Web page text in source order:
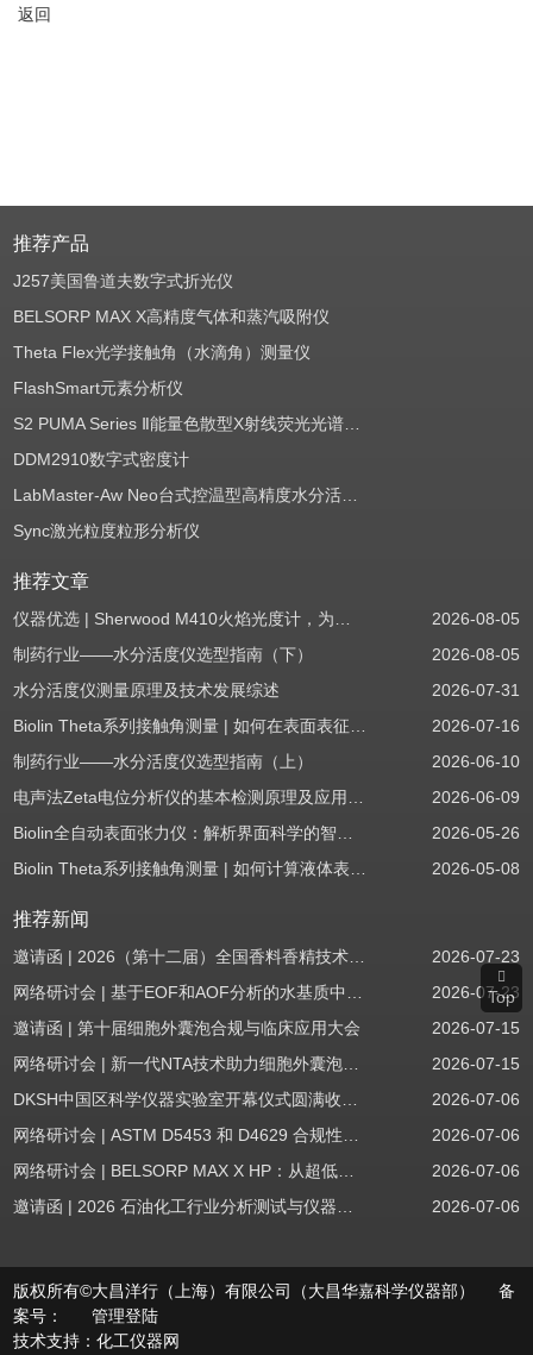
返回
推荐产品
J257美国鲁道夫数字式折光仪
BELSORP MAX X高精度气体和蒸汽吸附仪
Theta Flex光学接触角（水滴角）测量仪
FlashSmart元素分析仪
S2 PUMA Series Ⅱ能量色散型X射线荧光光谱仪（EDXRF）
DDM2910数字式密度计
LabMaster-Aw Neo台式控温型高精度水分活度测定仪
Sync激光粒度粒形分析仪
推荐文章
仪器优选 | Sherwood M410火焰光度计，为用户检测提供值得信赖的基准方案
2026-08-05
制药行业——水分活度仪选型指南（下）
2026-08-05
水分活度仪测量原理及技术发展综述
2026-07-31
Biolin Theta系列接触角测量 | 如何在表面表征应用中使用接触角：后退角
2026-07-16
制药行业——水分活度仪选型指南（上）
2026-06-10
电声法Zeta电位分析仪的基本检测原理及应用场景
2026-06-09
Biolin全自动表面张力仪：解析界面科学的智能之眼
2026-05-26
Biolin Theta系列接触角测量 | 如何计算液体表面张力分量
2026-05-08
推荐新闻
邀请函 | 2026（第十二届）全国香料香精技术交流年会
2026-07-23
网络研讨会 | 基于EOF和AOF分析的水基质中PFAS筛查
2026-07-23
邀请函 | 第十届细胞外囊泡合规与临床应用大会
2026-07-15
网络研讨会 | 新一代NTA技术助力细胞外囊泡质量评估与工艺开发
2026-07-15
DKSH中国区科学仪器实验室开幕仪式圆满收官！
2026-07-06
网络研讨会 | ASTM D5453 和 D4629 合规性：无需妥协
2026-07-06
网络研讨会 | BELSORP MAX X HP：从超低压物理吸附到高压吸附
2026-07-06
邀请函 | 2026 石油化工行业分析测试与仪器技术交流会（辽宁站）
2026-07-06
版权所有©大昌洋行（上海）有限公司（大昌华嘉科学仪器部） 备
案号：
管理登陆
技术支持：化工仪器网
Top